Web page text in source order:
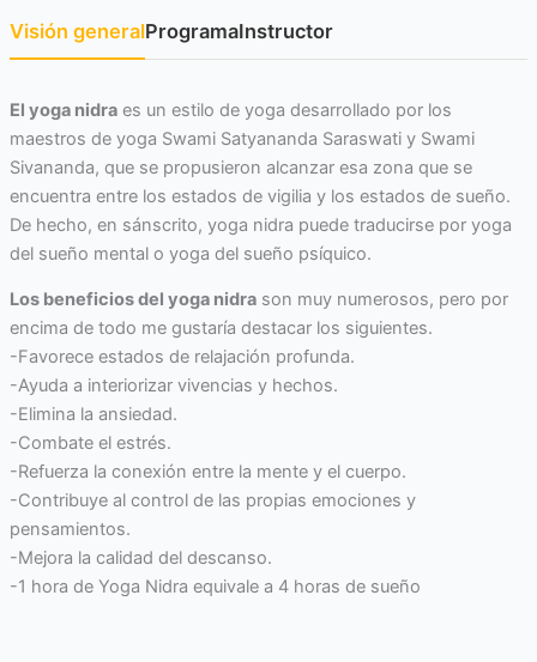
Visión generalProgramaInstructor
El yoga nidraes un estilo de yoga desarrollado por los
maestros de yoga Swami Satyananda Saraswati y Swami
Sivananda, que se propusieron alcanzar esa zona que se
encuentra entre los estados de vigilia y los estados de sueño.
De hecho, en sánscrito, yoga nidra puede traducirse por yoga
del sueño mental o yoga del sueño psíquico.
Los beneficios del yoga nidrason muy numerosos, pero por
encima de todo me gustaría destacar los siguientes.
-Favorece estados de relajación profunda.
-Ayuda a interiorizar vivencias y hechos.
-Elimina la ansiedad.
-Combate el estrés.
-Refuerza la conexión entre la mente y el cuerpo.
-Contribuye al control de las propias emociones y
pensamientos.
-Mejora la calidad del descanso.
-1 hora de Yoga Nidra equivale a 4 horas de sueño